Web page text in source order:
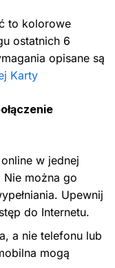
to kolorowe
ostatnich 6
opisane są
Karty
w jednej
można go
Upewnij
do Internetu.
a nie telefonu lub
mogą